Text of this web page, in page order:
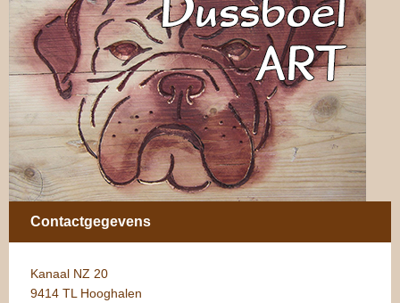
Contactgegevens
Kanaal NZ 20
9414 TL Hooghalen